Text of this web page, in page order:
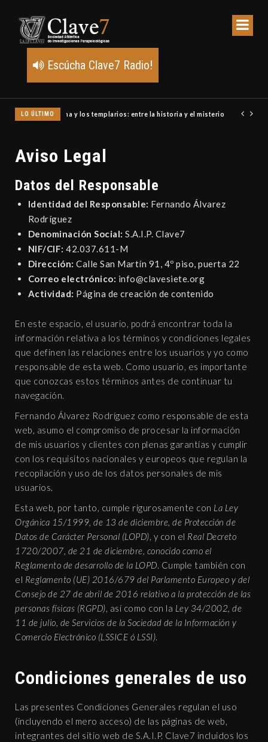
Escúcha Clave7 Radio!
LO ÚLTIMO
María Magdalena y los templarios: entre la historia y el misterio
Aviso Legal
Datos del Responsable
Identidad del Responsable: Fernando Álvarez
Rodríguez
Denominación Social: S.A.I.P. Clave7
NIF/CIF:42.037.611-M
Dirección: Calle San Martín 91, 4º piso, puerta 22
Correo electrónico: gro.eteisevalc@ofni
Actividad: Página de creación de contenido
En este espacio, el usuario, podrá encontrar toda la
información relativa a los términos y condiciones legales
que definen las relaciones entre los usuarios y yo como
responsable de esta web. Como usuario, es importante
que conozcas estos términos antes de continuar tu
navegación.
Fernando Álvarez Rodríguez como responsable de esta
web, asumo el compromiso de procesar la información
de mis usuarios y clientes con plenas garantías y cumplir
con los requisitos nacionales y europeos que regulan la
recopilación y uso de los datos personales de mis
usuarios.
Esta web, por tanto, cumple rigurosamente con La Ley
Orgánica 15/1999, de 13 de diciembre, de Protección de
Datos de Carácter Personal (LOPD), y con el Real Decreto
1720/2007, de 21 de diciembre, conocido como el
Reglamento de desarrollo de la LOPD. Cumple también con
el Reglamento (UE) 2016/679 del Parlamento Europeo y del
Consejo de 27 de abril de 2016 relativo a la protección de las
personas físicas (RGPD), así como con la Ley 34/2002, de
11 de julio, de Servicios de la Sociedad de la Información y
Comercio Electrónico (LSSICE ó LSSI).
Condiciones generales de uso
Las presentes Condiciones Generales regulan el uso
(incluyendo el mero acceso) de las páginas de web,
integrantes del sitio web de S.A.I.P. Clave7 incluidos los